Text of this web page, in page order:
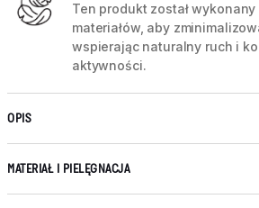
Ten produkt został
materiałów, aby
wspierając naturalny ruch i
aktywności.
OPIS
MATERIAŁ I PIELĘGNACJA